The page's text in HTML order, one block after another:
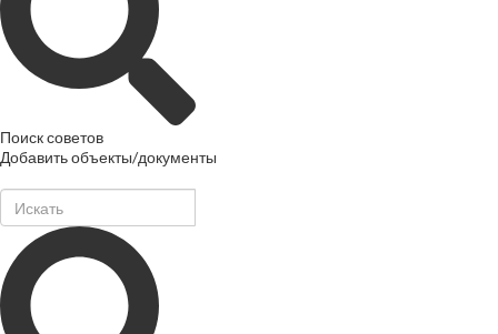
Поиск советов
Добавить объекты/документы